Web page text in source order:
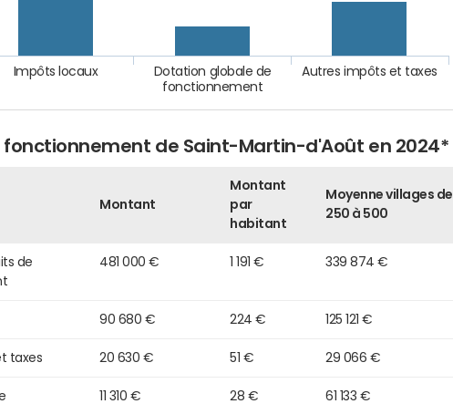
Autres impôts et taxes
Dotation globale de
fonctionnement
Impôts locaux
fonctionnement de Saint-Martin-d'Août en 2024*
Montant
Montant
par
habitant
Moyenne villages de
250 à 500
de
481 000 € 1 191 € 339 874 €
90 680 € 224 € 125 121 €
taxes 20 630 € 51 € 29 066 €
11 310 € 28 € 61 133 €